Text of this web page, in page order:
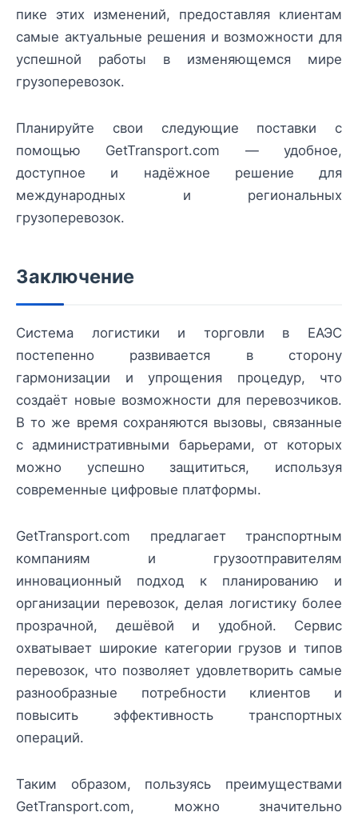
пике этих изменений, предоставляя клиентам
самые актуальные решения и возможности для
успешной работы в изменяющемся мире
грузоперевозок.
Планируйте свои следующие поставки с
помощью GetTransport.com — удобное,
доступное и надёжное решение для
международных и региональных
грузоперевозок.
Заключение
Система логистики и торговли в ЕАЭС
постепенно развивается в сторону
гармонизации и упрощения процедур, что
создаёт новые возможности для перевозчиков.
В то же время сохраняются вызовы, связанные
с административными барьерами, от которых
можно успешно защититься, используя
современные цифровые платформы.
GetTransport.com предлагает транспортным
компаниям и грузоотправителям
инновационный подход к планированию и
организации перевозок, делая логистику более
прозрачной, дешёвой и удобной. Сервис
охватывает широкие категории грузов и типов
перевозок, что позволяет удовлетворить самые
разнообразные потребности клиентов и
повысить эффективность транспортных
операций.
Таким образом, пользуясь преимуществами
GetTransport.com, можно значительно